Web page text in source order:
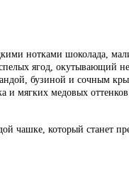
нотками шоколада,
ягод, окутывающий
бузиной и сочным
и мягких медовых
чашке, который станет